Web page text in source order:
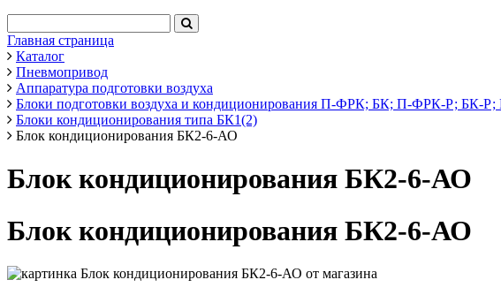
Главная страница
Каталог
Пневмопривод
Аппаратура подготовки воздуха
Блоки подготовки воздуха и кондиционирования П-ФРК; БК; П-ФРК-Р;
Блоки кондиционирования типа БК1(2)
Блок кондиционирования БК2-6-АО
Блок кондиционирования БК2-6-АО
Блок кондиционирования БК2-6-АО